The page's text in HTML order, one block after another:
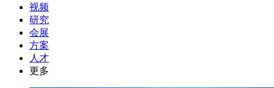
视频
研究
会展
方案
人才
更多